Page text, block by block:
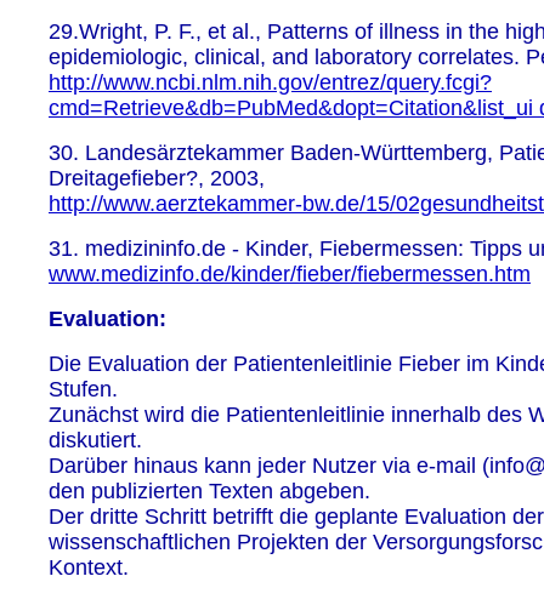
29.Wright, P. F., et al., Patterns of illness in the
epidemiologic, clinical, and laboratory correlates.
http://www.ncbi.nlm.nih.gov/entrez/query.fcgi?
cmd=Retrieve&db=PubMed&dopt=Citation&list_ui
30. Landesärztekammer Baden-Württemberg,
Dreitagefieber?, 2003,
http://www.aerztekammer-bw.de/15/
31. medizininfo.de - Kinder, Fiebermessen: Tipps
www.medizinfo.de/kinder/fieber/fiebermessen.htm
Evaluation:
Die Evaluation der Patientenleitlinie Fieber im
Stufen.
Zunächst wird die Patientenleitlinie innerhalb des
diskutiert.
Darüber hinaus kann jeder Nutzer via e-mail
den publizierten Texten abgeben.
Der dritte Schritt betrifft die geplante Evaluation
wissenschaftlichen Projekten der
Kontext.